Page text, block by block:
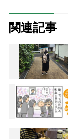
関連記事